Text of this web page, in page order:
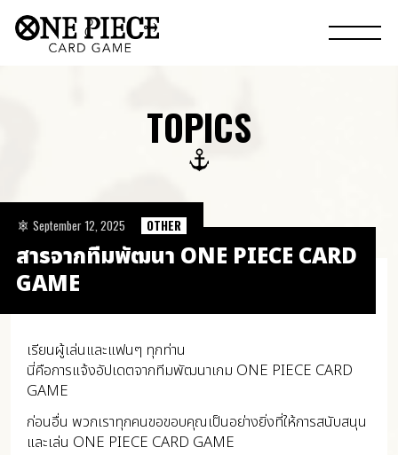
TOPICS
สารจากทีมพัฒนา ONE PIECE CARD
GAME
September 12, 2025 OTHER
เรียนผู้เล่นและแฟนๆ ทุกท่าน
นี่คือการแจ้งอัปเดตจากทีมพัฒนาเกม ONE PIECE CARD
GAME
ก่อนอื่น พวกเราทุกคนขอขอบคุณเป็นอย่างยิ่งที่ให้การสนับสนุน
และเล่น ONE PIECE CARD GAME